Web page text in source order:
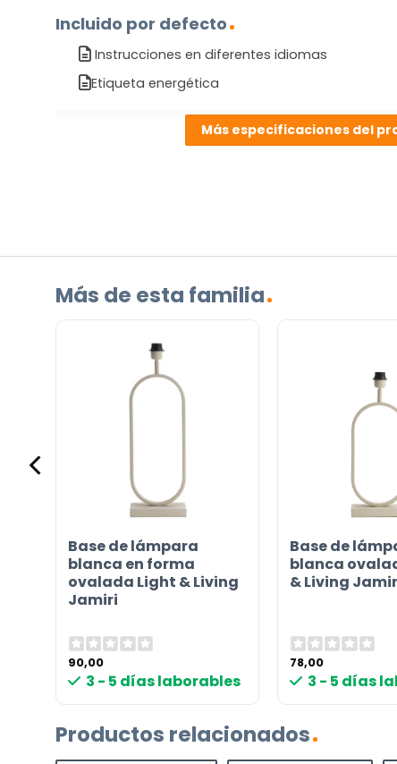
Incluido por defecto
Instrucciones en diferentes idiomas
Etiqueta energética
¿TIENES ALGUNA PREGUNTA?
Más especificaciones del
Más de esta familia
Base de lámpara
blanca en forma
ovalada Light & Living
Jamiri
90,00
3 - 5 días laborables
Base de
blanca
& Living
78,00
3 - 5 días
Productos relacionados